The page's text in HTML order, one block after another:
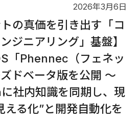
2026年3月6日
トの真価を引き出す「コ
ジニアリング」基盤】
「Phennec（フェネッ
ドベータ版を公開 〜
社内知識を同期し、現
える化”と開発自動化を